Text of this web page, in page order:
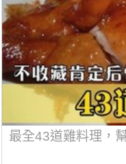
最全43道雞料理，